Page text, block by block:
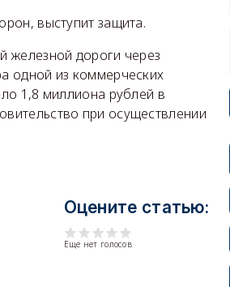
выступит защита.
железной дороги через
одной из коммерческих
1,8 миллиона рублей в
при осуществлении
Оцените статью:
Еще нет голосов